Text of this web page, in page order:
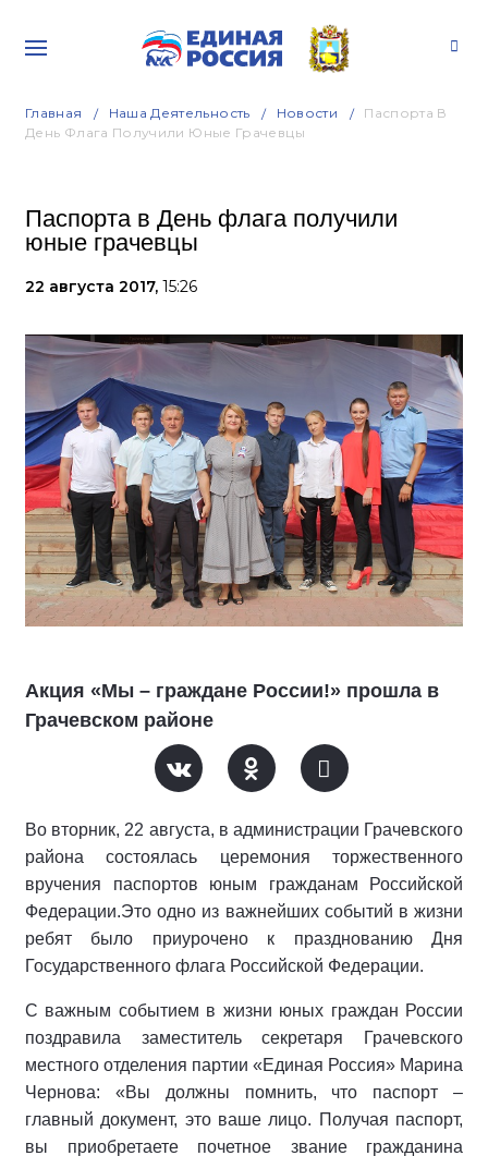
Главная Наша Деятельность Новости
Паспорта В
День Флага Получили Юные Грачевцы
Паспорта в День флага получили
юные грачевцы
22 августа 2017, 15:26
Акция «Мы – граждане России!» прошла в
Грачевском районе
Во вторник, 22 августа, в администрации Грачевского
района состоялась церемония торжественного
вручения паспортов юным гражданам Российской
Федерации.Это одно из важнейших событий в жизни
ребят было приурочено к празднованию Дня
Государственного флага Российской Федерации.
С важным событием в жизни юных граждан России
поздравила заместитель секретаря Грачевского
местного отделения партии «Единая Россия» Марина
Чернова: «Вы должны помнить, что паспорт –
главный документ, это ваше лицо. Получая паспорт,
вы приобретаете почетное звание гражданина